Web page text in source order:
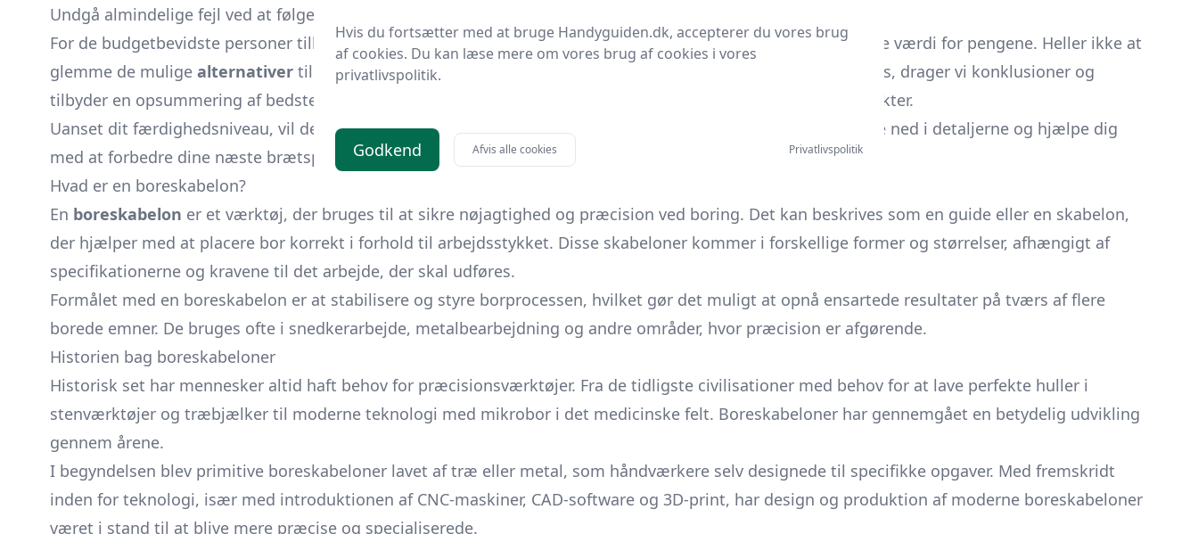
Undgå almindelige fejl ved at følge vores ekspertråd.
For de budgetbevidste personer tilbyder vi en prisguide samt købsråd, der kan hjælpe med at sikre den bedste værdi for pengene. Heller ikke at
glemme de mulige alternativer til traditionelle boreskabeloner, som også vil blive gennemgået. Afslutningsvis, drager vi konklusioner og
tilbyder en opsummering af bedste praksis, så du kan træffe informerede beslutninger i dine fremtidige projekter.
Uanset dit færdighedsniveau, vil denne guide være en uundværlig ressource i din værktøjskasse. Lad os dykke ned i detaljerne og hjælpe dig
med at forbedre dine næste brætspil eller metalliske strukturer med mere præcision og finesse.
Hvad er en boreskabelon?
En boreskabelon er et værktøj, der bruges til at sikre nøjagtighed og præcision ved boring. Det kan beskrives som en guide eller en skabelon,
der hjælper med at placere bor korrekt i forhold til arbejdsstykket. Disse skabeloner kommer i forskellige former og størrelser, afhængigt af
specifikationerne og kravene til det arbejde, der skal udføres.
Formålet med en boreskabelon er at stabilisere og styre borprocessen, hvilket gør det muligt at opnå ensartede resultater på tværs af flere
borede emner. De bruges ofte i snedkerarbejde, metalbearbejdning og andre områder, hvor præcision er afgørende.
Historien bag boreskabeloner
Historisk set har mennesker altid haft behov for præcisionsværktøjer. Fra de tidligste civilisationer med behov for at lave perfekte huller i
stenværktøjer og træbjælker til moderne teknologi med mikrobor i det medicinske felt. Boreskabeloner har gennemgået en betydelig udvikling
gennem årene.
I begyndelsen blev primitive boreskabeloner lavet af træ eller metal, som håndværkere selv designede til specifikke opgaver. Med fremskridt
inden for teknologi, især med introduktionen af CNC-maskiner, CAD-software og 3D-print, har design og produktion af moderne boreskabeloner
været i stand til at blive mere præcise og specialiserede.
Hvis du fortsætter med at bruge Handyguiden.dk, accepterer du vores brug
af cookies. Du kan læse mere om vores brug af cookies i vores
privatlivspolitik.
Godkend Afvis alle cookies Privatlivspolitik